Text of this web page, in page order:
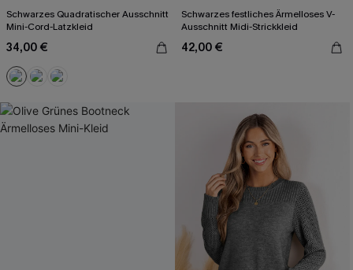
Schwarzes Quadratischer Ausschnitt
Mini-Cord-Latzkleid
34,00 €
Schwarzes festliches Ärmelloses V-
Ausschnitt Midi-Strickkleid
42,00 €